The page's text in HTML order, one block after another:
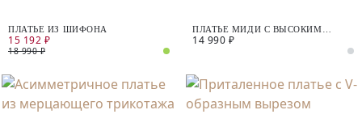
ПЛАТЬЕ ИЗ ШИФОНА
15 192 ₽
18 990 ₽
ПЛАТЬЕ МИДИ С ВЫСОКИМ
РАЗРЕЗОМ
14 990 ₽